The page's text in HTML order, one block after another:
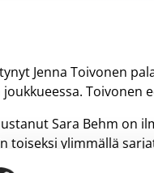
Jenna Toivonen
Toivonen
Sara Behm on
toiseksi ylimmällä
lisä useamman